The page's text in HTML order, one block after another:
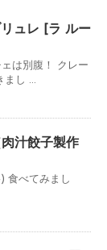
リュレ [ラ ルー
は別腹！ クレー
し ...
汁餃子製作
食べてみまし